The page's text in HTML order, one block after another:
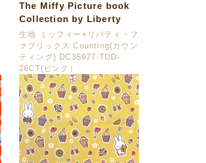
The Miffy Picture book
Collection by Liberty
生地 ミッフィー×リバティ・フ
ァブリックス Counting(カウン
ティング) DC35977-TDD-
26CT(ピンク）